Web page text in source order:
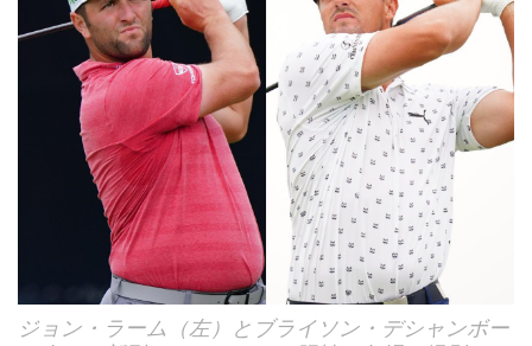
ジョン・ラーム（左）とブライソン・デシャンボー